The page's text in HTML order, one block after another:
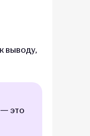
выводу,
— это